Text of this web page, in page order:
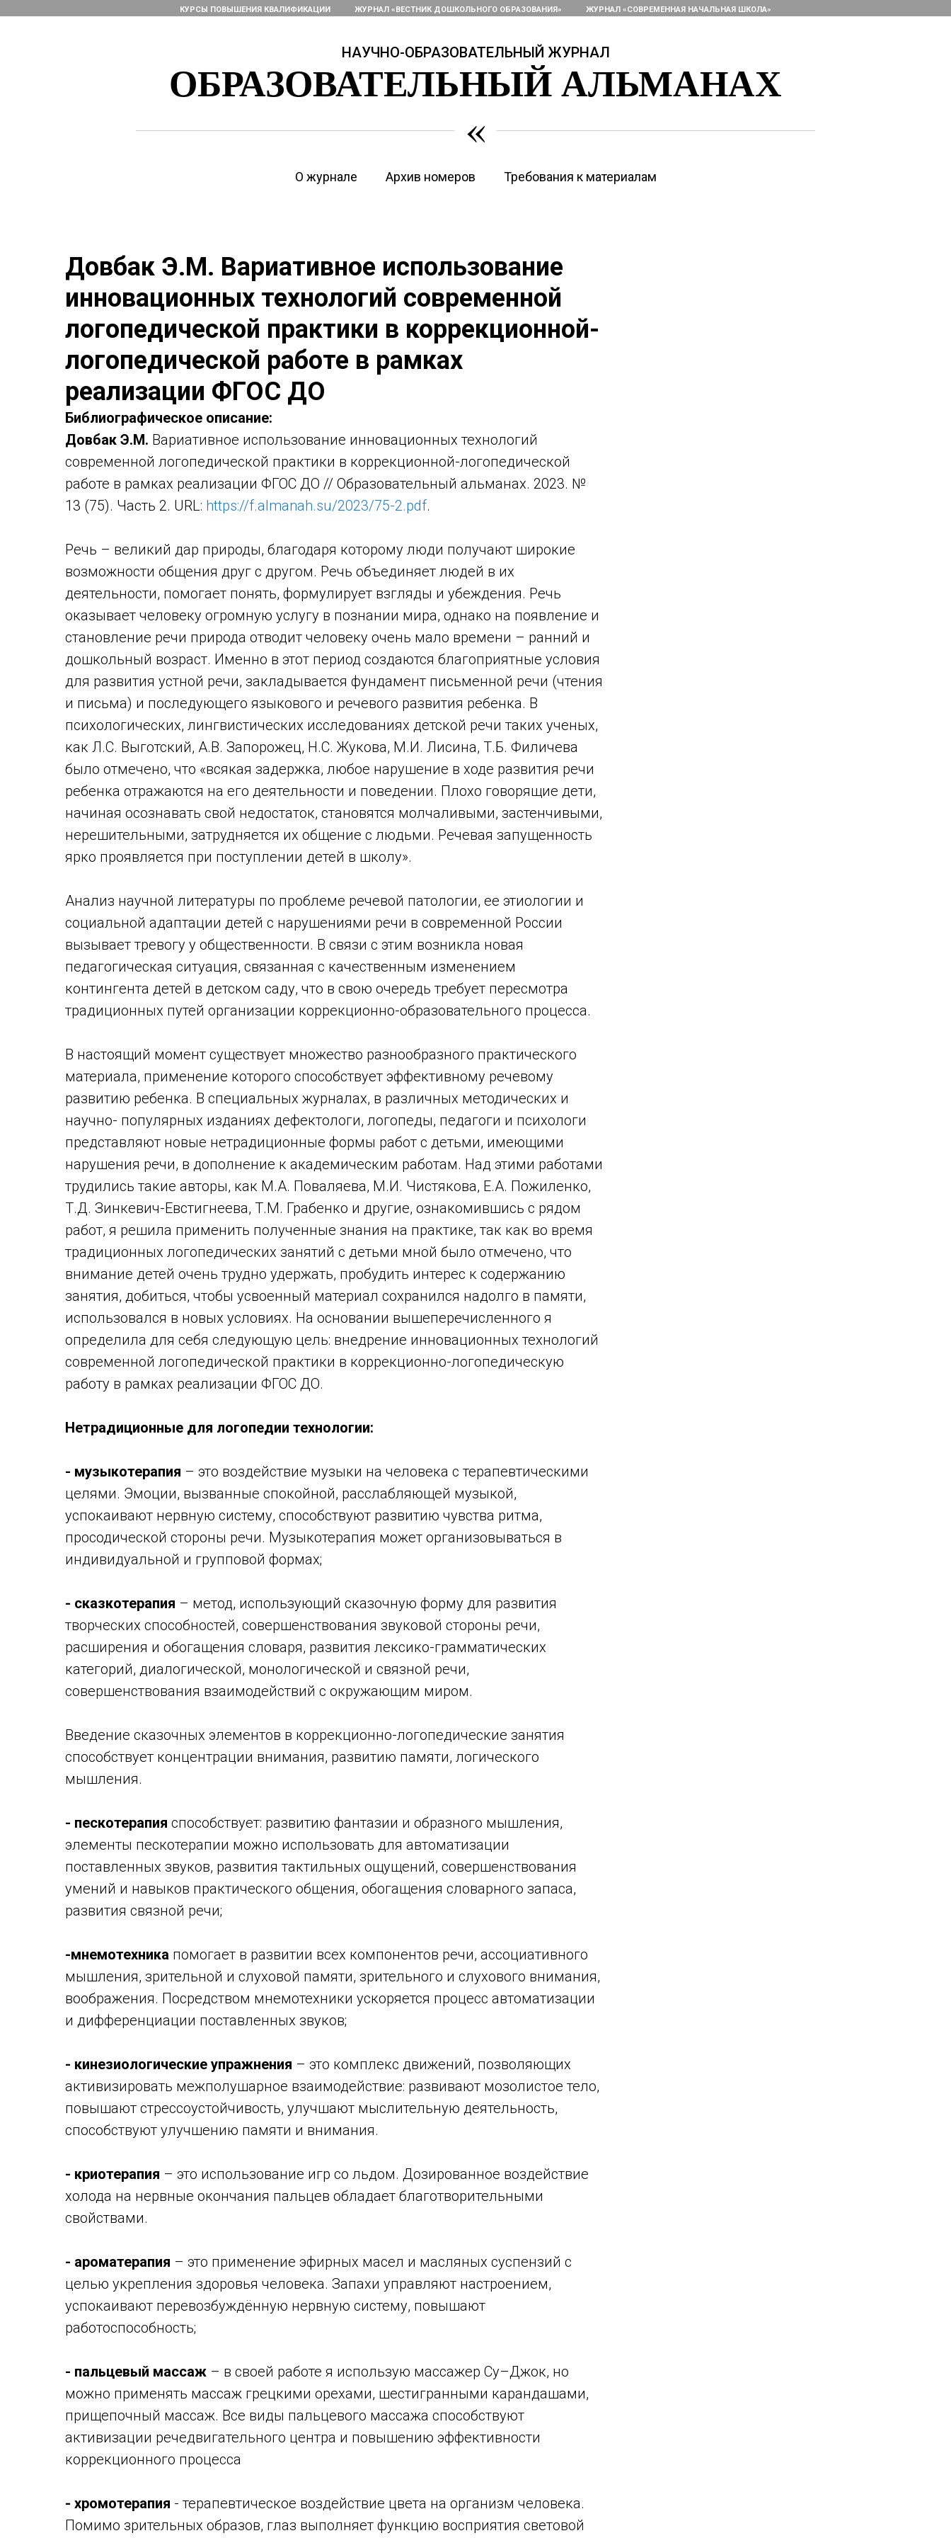
КУРСЫ ПОВЫШЕНИЯ КВАЛИФИКАЦИИ ЖУРНАЛ «ВЕСТНИК ДОШКОЛЬНОГО ОБРАЗОВАНИЯ» ЖУРНАЛ «СОВРЕМЕННАЯ НАЧАЛЬНАЯ ШКОЛА»
НАУЧНО-ОБРАЗОВАТЕЛЬНЫЙ ЖУРНАЛ
ОБРАЗОВАТЕЛЬНЫЙ АЛЬМАНАХ
«
О журнале Архив номеров Требования к материалам
Довбак Э.М. Вариативное использование
инновационных технологий современной
логопедической практики в коррекционной-
логопедической работе в рамках
реализации ФГОС ДО
Библиографическое описание:
Довбак Э.М. Вариативное использование инновационных технологий
современной логопедической практики в коррекционной-логопедической
работе в рамках реализации ФГОС ДО // Образовательный альманах. 2023. №
13 (75). Часть 2. URL: https://f.almanah.su/2023/75-2.pdf.
Речь – великий дар природы, благодаря которому люди получают широкие
возможности общения друг с другом. Речь объединяет людей в их
деятельности, помогает понять, формулирует взгляды и убеждения. Речь
оказывает человеку огромную услугу в познании мира, однако на появление и
становление речи природа отводит человеку очень мало времени – ранний и
дошкольный возраст. Именно в этот период создаются благоприятные условия
для развития устной речи, закладывается фундамент письменной речи (чтения
и письма) и последующего языкового и речевого развития ребенка. В
психологических, лингвистических исследованиях детской речи таких ученых,
как Л.С. Выготский, А.В. Запорожец, Н.С. Жукова, М.И. Лисина, Т.Б. Филичева
было отмечено, что «всякая задержка, любое нарушение в ходе развития речи
ребенка отражаются на его деятельности и поведении. Плохо говорящие дети,
начиная осознавать свой недостаток, становятся молчаливыми, застенчивыми,
нерешительными, затрудняется их общение с людьми. Речевая запущенность
ярко проявляется при поступлении детей в школу».
Анализ научной литературы по проблеме речевой патологии, ее этиологии и
социальной адаптации детей с нарушениями речи в современной России
вызывает тревогу у общественности. В связи с этим возникла новая
педагогическая ситуация, связанная с качественным изменением
контингента детей в детском саду, что в свою очередь требует пересмотра
традиционных путей организации коррекционно-образовательного процесса.
В настоящий момент существует множество разнообразного практического
материала, применение которого способствует эффективному речевому
развитию ребенка. В специальных журналах, в различных методических и
научно- популярных изданиях дефектологи, логопеды, педагоги и психологи
представляют новые нетрадиционные формы работ с детьми, имеющими
нарушения речи, в дополнение к академическим работам. Над этими работами
трудились такие авторы, как М.А. Поваляева, М.И. Чистякова, Е.А. Пожиленко,
Т.Д. Зинкевич-Евстигнеева, Т.М. Грабенко и другие, ознакомившись с рядом
работ, я решила применить полученные знания на практике, так как во время
традиционных логопедических занятий с детьми мной было отмечено, что
внимание детей очень трудно удержать, пробудить интерес к содержанию
занятия, добиться, чтобы усвоенный материал сохранился надолго в памяти,
использовался в новых условиях. На основании вышеперечисленного я
определила для себя следующую цель: внедрение инновационных технологий
современной логопедической практики в коррекционно-логопедическую
работу в рамках реализации ФГОС ДО.
Нетрадиционные для логопедии технологии:
- музыкотерапия – это воздействие музыки на человека с терапевтическими
целями. Эмоции, вызванные спокойной, расслабляющей музыкой,
успокаивают нервную систему, способствуют развитию чувства ритма,
просодической стороны речи. Музыкотерапия может организовываться в
индивидуальной и групповой формах;
- сказкотерапия – метод, использующий сказочную форму для развития
творческих способностей, совершенствования звуковой стороны речи,
расширения и обогащения словаря, развития лексико-грамматических
категорий, диалогической, монологической и связной речи,
совершенствования взаимодействий с окружающим миром.
Введение сказочных элементов в коррекционно-логопедические занятия
способствует концентрации внимания, развитию памяти, логического
мышления.
- пескотерапия способствует: развитию фантазии и образного мышления,
элементы пескотерапии можно использовать для автоматизации
поставленных звуков, развития тактильных ощущений, совершенствования
умений и навыков практического общения, обогащения словарного запаса,
развития связной речи;
-мнемотехника помогает в развитии всех компонентов речи, ассоциативного
мышления, зрительной и слуховой памяти, зрительного и слухового внимания,
воображения. Посредством мнемотехники ускоряется процесс автоматизации
и дифференциации поставленных звуков;
- кинезиологические упражнения – это комплекс движений, позволяющих
активизировать межполушарное взаимодействие: развивают мозолистое тело,
повышают стрессоустойчивость, улучшают мыслительную деятельность,
способствуют улучшению памяти и внимания.
- криотерапия – это использование игр со льдом. Дозированное воздействие
холода на нервные окончания пальцев обладает благотворительными
свойствами.
- ароматерапия – это применение эфирных масел и масляных суспензий с
целью укрепления здоровья человека. Запахи управляют настроением,
успокаивают перевозбуждённую нервную систему, повышают
работоспособность;
- пальцевый массаж – в своей работе я использую массажер Су–Джок, но
можно применять массаж грецкими орехами, шестигранными карандашами,
прищепочный массаж. Все виды пальцевого массажа способствуют
активизации речедвигательного центра и повышению эффективности
коррекционного процесса
- хромотерапия - терапевтическое воздействие цвета на организм человека.
Помимо зрительных образов, глаз выполняет функцию восприятия световой